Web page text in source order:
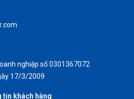
nghiệp số 0301367072
17/3/2009
tin khách hàng